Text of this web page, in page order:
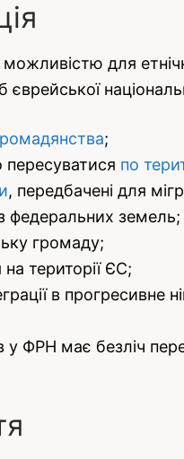
для
єврейської
;
по
, передбачені для
федеральних земель;
громаду;
території ЄС;
в прогресивне
ФРН має безліч